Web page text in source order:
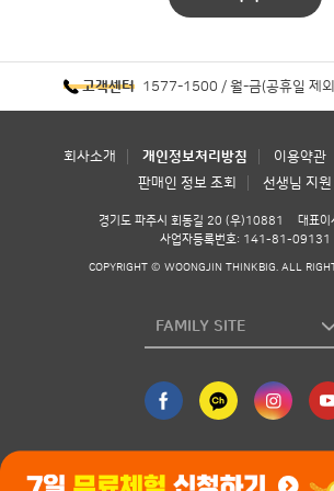
고객센터 1577-1500 / 월-금(공휴일 제
회사소개 개인정보처리방침 이용약관
판매인 정보 조회
선생님 지원
경기도 파주시 회동길 20 (우)10881
대표이
사업자등록번호: 141-81-09131
COPYRIGHT © WOONGJIN THINKBIG. ALL
FAMILY SITE